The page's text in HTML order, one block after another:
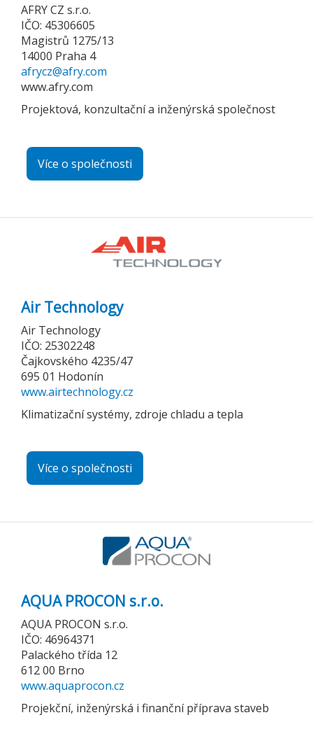
AFRY CZ s.r.o.
IČO: 45306605
Magistrů 1275/13
14000 Praha 4
afrycz@afry.com
www.afry.com
Projektová, konzultační a inženýrská společnost
Více o společnosti
Air Technology
Air Technology
IČO: 25302248
Čajkovského 4235/47
695 01 Hodonín
www.airtechnology.cz
Klimatizační systémy, zdroje chladu a tepla
Více o společnosti
AQUA PROCON s.r.o.
AQUA PROCON s.r.o.
IČO: 46964371
Palackého třída 12
612 00 Brno
www.aquaprocon.cz
Projekční, inženýrská i finanční příprava staveb